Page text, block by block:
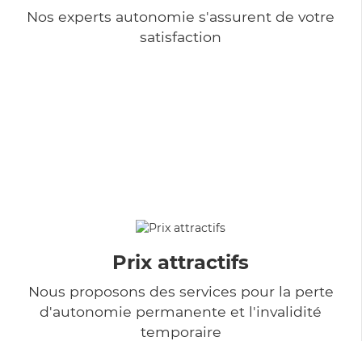
Nos experts autonomie s'assurent de votre
satisfaction
Prix attractifs
Nous proposons des services pour la perte
d'autonomie permanente et l'invalidité
temporaire